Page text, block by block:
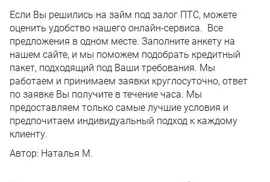
Если Вы решились на займ под залог ПТС, можете
оценить удобство нашего онлайн-сервиса. Все
предложения в одном месте. Заполните анкету на
нашем сайте, и мы поможем подобрать кредитный
пакет, подходящий под Ваши требования. Мы
работаем и принимаем заявки круглосуточно, ответ
по заявке Вы получите в течение часа. Мы
предоставляем только самые лучшие условия и
предпочитаем индивидуальный подход к каждому
клиенту.
Автор: Наталья М.